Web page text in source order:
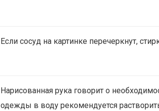
Если сосуд на картинке перечеркнут,
Нарисованная рука говорит о
одежды в воду рекомендуется